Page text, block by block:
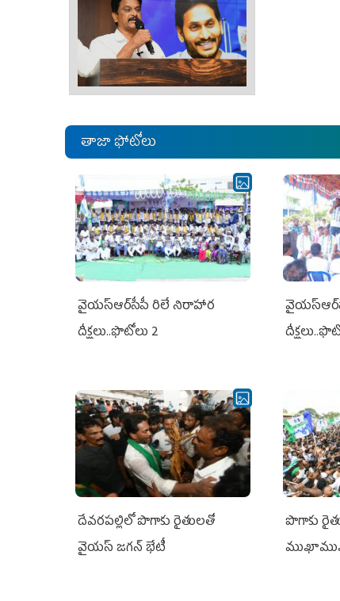
తాజా ఫోటోలు
వైయ‌స్ఆర్‌సీపీ రిలే నిరాహార
దీక్షలు..ఫొటోలు 2
దేవరపల్లిలో పొగాకు రైతులతో
వైయస్ జగన్ భేటీ
పొగాకు